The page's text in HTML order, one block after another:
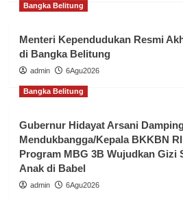
Bangka Belitung
Menteri Kependudukan Resmi
di Bangka Belitung
admin 6Agu2026
Bangka Belitung
Gubernur Hidayat Arsani
Mendukbangga/Kepala BKKBN
Program MBG 3B Wujudkan Gizi
Anak di Babel
admin 6Agu2026